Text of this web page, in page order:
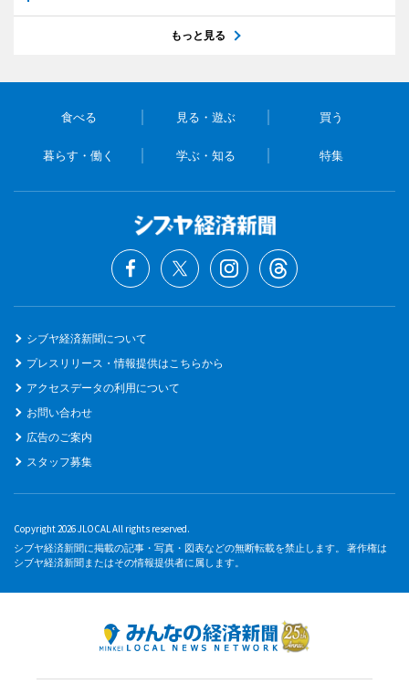
もっと見る
食べる 見る・遊ぶ 買う
暮らす・働く 学ぶ・知る 特集
シブヤ経済新聞について
プレスリリース・情報提供はこちらから
アクセスデータの利用について
お問い合わせ
広告のご案内
スタッフ募集
Copyright 2026 JLOCAL All rights reserved.
シブヤ経済新聞に掲載の記事・写真・図表などの無断転載を禁止します。 著作権は
シブヤ経済新聞またはその情報提供者に属します。